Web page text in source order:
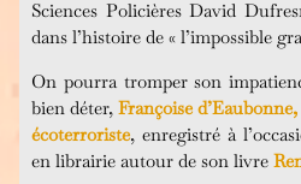
Sciences Policières David
dans l’histoire de « l’impossible
On pourra tromper son
bien déter,Françoise
écoterroriste, enregistré à
en librairie autour de son livre